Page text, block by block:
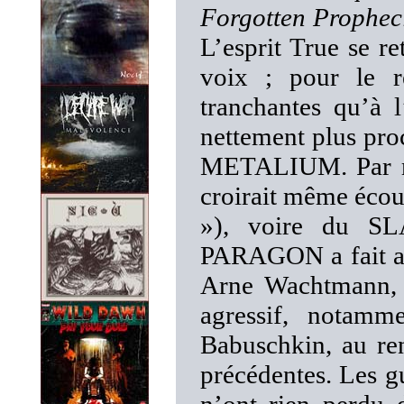
Forgotten
L’esprit True se
voix ; pour le
tranchantes qu’à
nettement plus
METALIUM. Par
croirait même
»), voire du
PARAGON a fait
Arne
agressif,
Babuschkin, au
précédentes. Les